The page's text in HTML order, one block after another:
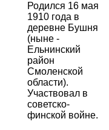
Родился 16 мая
1910 года в
деревне Бушня
(ныне -
Ельнинский
район
Смоленской
области).
Участвовал в
советско-
финской войне.